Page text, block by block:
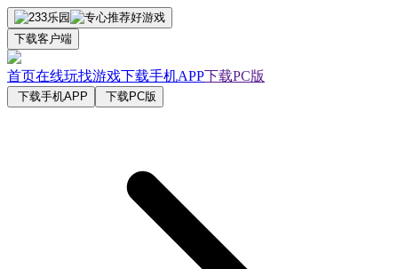
下载客户端
首页在线玩找游戏下载手机APP下载PC版
下载手机APP 下载PC版